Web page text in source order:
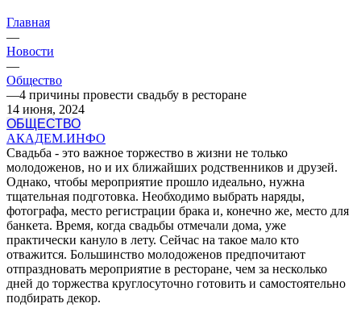
Главная
—
Новости
—
Общество
—4 причины провести свадьбу в ресторане
14 июня, 2024
ОБЩЕСТВО
АКАДЕМ.ИНФО
Свадьба - это важное торжество в жизни не только
молодоженов, но и их ближайших родственников и друзей.
Однако, чтобы мероприятие прошло идеально, нужна
тщательная подготовка. Необходимо выбрать наряды,
фотографа, место регистрации брака и, конечно же, место для
банкета. Время, когда свадьбы отмечали дома, уже
практически кануло в лету. Сейчас на такое мало кто
отважится. Большинство молодоженов предпочитают
отпраздновать мероприятие в ресторане, чем за несколько
дней до торжества круглосуточно готовить и самостоятельно
подбирать декор.